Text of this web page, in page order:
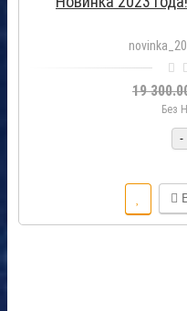
19
Без
-